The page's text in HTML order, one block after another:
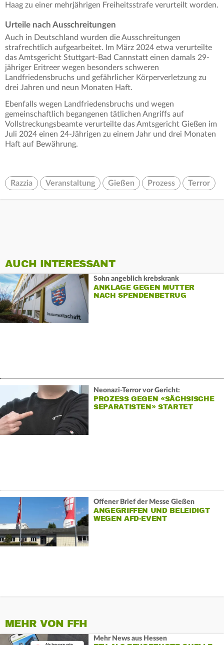
Haag zu einer mehrjährigen Freiheitsstrafe verurteilt worden.
Urteile nach Ausschreitungen
Auch in Deutschland wurden die Ausschreitungen
strafrechtlich aufgearbeitet. Im März 2024 etwa verurteilte
das Amtsgericht Stuttgart-Bad Cannstatt einen damals 29-
jähriger Eritreer wegen besonders schweren
Landfriedensbruchs und gefährlicher Körperverletzung zu
drei Jahren und neun Monaten Haft.
Ebenfalls wegen Landfriedensbruchs und wegen
gemeinschaftlich begangenen tätlichen Angriffs auf
Vollstreckungsbeamte verurteilte das Amtsgericht Gießen im
Juli 2024 einen 24-Jährigen zu einem Jahr und drei Monaten
Haft auf Bewährung.
Razzia Veranstaltung Gießen Prozess Terror
AUCH INTERESSANT
Sohn angeblich krebskrank
ANKLAGE GEGEN MUTTER
NACH SPENDENBETRUG
Neonazi-Terror vor Gericht:
PROZESS GEGEN «SÄCHSISCHE
SEPARATISTEN» STARTET
Offener Brief der Messe Gießen
ANGEGRIFFEN UND BELEIDIGT
WEGEN AFD-EVENT
MEHR VON FFH
Mehr News aus Hessen